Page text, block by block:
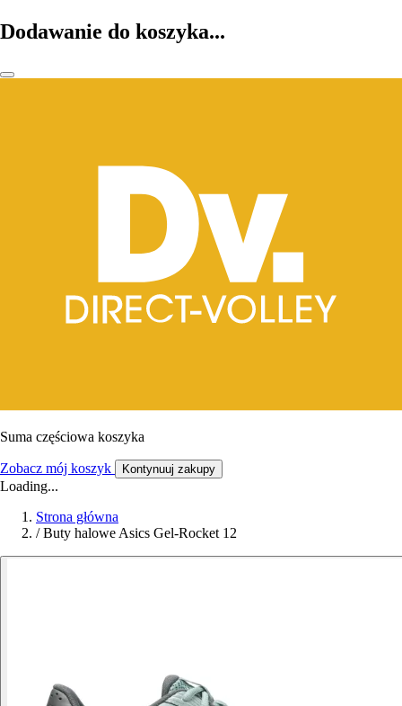
Dodawanie do koszyka...
Suma częściowa koszyka
Zobacz mój koszyk Kontynuuj zakupy
Loading...
Strona główna
/ Buty halowe Asics Gel-Rocket 12